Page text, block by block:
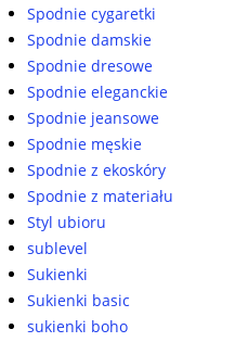
Spodnie cygaretki
Spodnie damskie
Spodnie dresowe
Spodnie eleganckie
Spodnie jeansowe
Spodnie męskie
Spodnie z ekoskóry
Spodnie z materiału
Styl ubioru
sublevel
Sukienki
Sukienki basic
sukienki boho